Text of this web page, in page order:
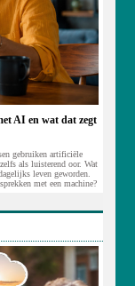
AI en wat dat zegt
gebruiken artificiële
als luisterend oor. Wat
leven geworden.
met een machine?